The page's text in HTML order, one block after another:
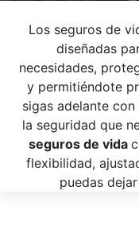
Los seguros de
diseñadas
necesidades,
y permitiéndote
sigas adelante
la seguridad que
seguros de vida
flexibilidad,
puedas